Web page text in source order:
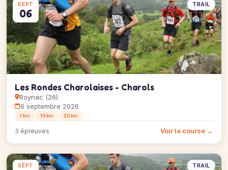
SEPT
06
TRAIL
Les Rondes Charolaises - Charols
Roynac (26)
6 septembre 2026
1 km 10 km 20 km
3 épreuves Voir la course →
SEPT TRAIL